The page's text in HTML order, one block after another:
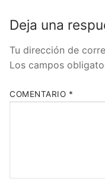
Deja una
Tu dirección de
Los campos
COMENTARIO *